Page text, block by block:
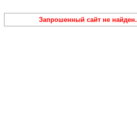
Запрошенный сайт не найден.